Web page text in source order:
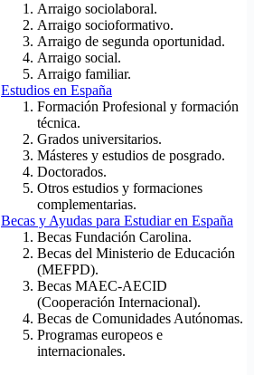
Arraigo sociolaboral.
Arraigo socioformativo.
Arraigo de segunda oportunidad.
Arraigo social.
Arraigo familiar.
Estudios en España
Formación Profesional y formación
técnica.
Grados universitarios.
Másteres y estudios de posgrado.
Doctorados.
Otros estudios y formaciones
complementarias.
Becas y Ayudas para Estudiar en España
Becas Fundación Carolina.
Becas del Ministerio de Educación
(MEFPD).
Becas MAEC-AECID
(Cooperación Internacional).
Becas de Comunidades Autónomas.
Programas europeos e
internacionales.